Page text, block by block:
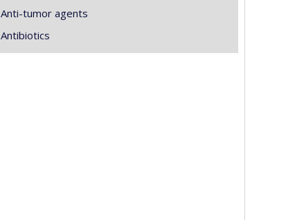
Anti-tumor agents
Antibiotics